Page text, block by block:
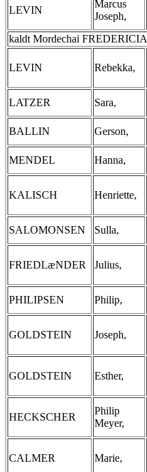
LEVIN
Marcus
Joseph,
kaldt Mordechai FREDERICIA
LEVIN Rebekka,
LATZER Sara,
BALLIN Gerson,
MENDEL Hanna,
KALISCH Henriette,
SALOMONSEN Sulla,
FRIEDLæNDER Julius,
PHILIPSEN Philip,
GOLDSTEIN Joseph,
GOLDSTEIN Esther,
HECKSCHER
Philip
Meyer,
CALMER Marie,